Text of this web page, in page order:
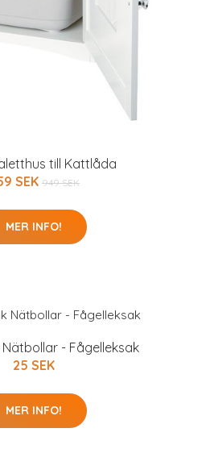
till Kattlåda
SEK 949 SEK
MER INFO!
- Fågelleksak
25 SEK
MER INFO!